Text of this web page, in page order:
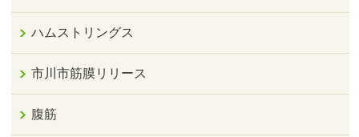
ハムストリングス
市川市筋膜リリース
腹筋